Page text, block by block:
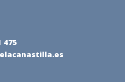
475